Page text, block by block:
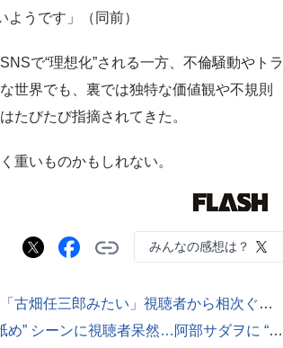
ようです」（同前）
で“理想化”される一方、不倫騒動やトラ
世界でも、裏では独特な価値観や不規則
たびたび指摘されてきた。
重いものかもしれない。
みんなの感想は？
【写真あり】江口のりこ、圧巻の刑事役に「古畑任三郎みたい」視聴者から相次ぐ絶賛…“不適切すぎる”シーンもこなす「ハズレなし女優」
江口のりこ『ふてほど』特番で見せた “耳舐め” シーンに視聴者呆然…阿部サダヲに “不適切すぎる” 馬乗りも【ネタバレあり】